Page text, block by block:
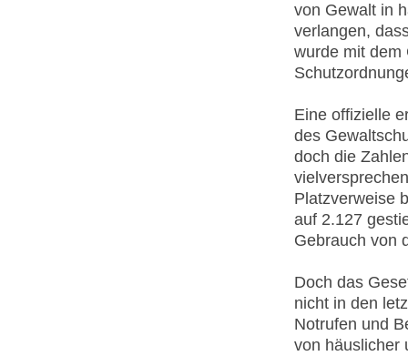
von Gewalt in
verlangen,
wurde mit dem
Eine offizielle
des
doch die
Platzverweise
auf 2.127
Gebrauch von
Doch das
nicht in den
Notrufen und
von häuslicher